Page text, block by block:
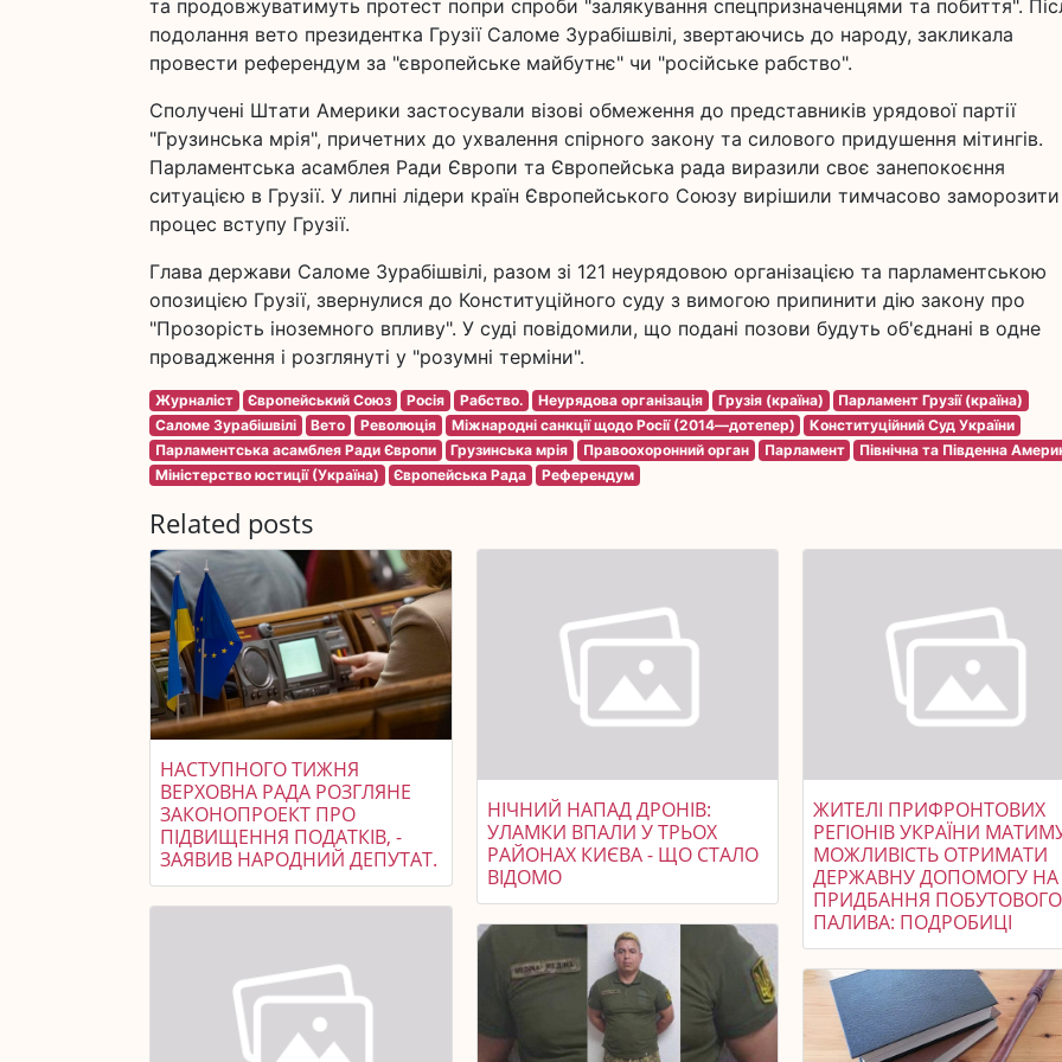
та продовжуватимуть протест попри спроби "залякування спецпризначенцями та побиття".
подолання вето президентка Грузії Саломе Зурабішвілі, звертаючись до народу, закликала
провести референдум за "європейське майбутнє" чи "російське рабство".
Сполучені Штати Америки застосували візові обмеження до представників урядової партії
"Грузинська мрія", причетних до ухвалення спірного закону та силового придушення мітингів.
Парламентська асамблея Ради Європи та Європейська рада виразили своє занепокоєння
ситуацією в Грузії. У липні лідери країн Європейського Союзу вирішили тимчасово заморозити
процес вступу Грузії.
Глава держави Саломе Зурабішвілі, разом зі 121 неурядовою організацією та парламентською
опозицією Грузії, звернулися до Конституційного суду з вимогою припинити дію закону про
"Прозорість іноземного впливу". У суді повідомили, що подані позови будуть об'єднані в одне
провадження і розглянуті у "розумні терміни".
Журналіст Європейський Союз Росія Рабство. Неурядова організація Грузія (країна)
Парламент Грузії (країна)
Саломе Зурабішвілі
Вето Революція Міжнародні санкції щодо Росії (2014—дотепер)
Конституційний Суд України
Парламентська асамблея Ради Європи
Грузинська мрія Правоохоронний орган Парламент
Північна та Південна
Міністерство юстиції (Україна)
Європейська Рада Референдум
Related posts
НАСТУПНОГО ТИЖНЯ
ВЕРХОВНА РАДА РОЗГЛЯНЕ
ЗАКОНОПРОЕКТ ПРО
ПІДВИЩЕННЯ ПОДАТКІВ, -
ЗАЯВИВ НАРОДНИЙ ДЕПУТАТ.
НІЧНИЙ НАПАД ДРОНІВ:
УЛАМКИ ВПАЛИ У ТРЬОХ
РАЙОНАХ КИЄВА - ЩО СТАЛО
ВІДОМО
ЖИТЕЛІ ПРИФРОНТОВИХ
РЕГІОНІВ УКРАЇНИ
МОЖЛИВІСТЬ ОТРИМАТИ
ДЕРЖАВНУ ДОПОМОГУ НА
ПРИДБАННЯ ПОБУТОВОГО
ПАЛИВА: ПОДРОБИЦІ